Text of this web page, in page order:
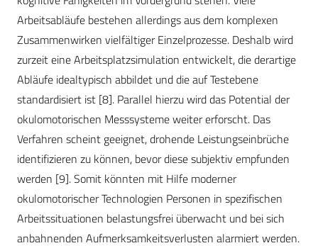
Arbeitsabläufe bestehen allerdings aus dem komplexen
Zusammenwirken vielfältiger Einzelprozesse. Deshalb wird
zurzeit eine Arbeitsplatzsimulation entwickelt, die derartige
Abläufe idealtypisch abbildet und die auf Testebene
standardisiert ist [8]. Parallel hierzu wird das Potential der
okulomotorischen Messsysteme weiter erforscht. Das
Verfahren scheint geeignet, drohende Leistungseinbrüche
identifizieren zu können, bevor diese subjektiv empfunden
werden [9]. Somit könnten mit Hilfe moderner
okulomotorischer Technologien Personen in spezifischen
Arbeitssituationen belastungsfrei überwacht und bei sich
anbahnenden Aufmerksamkeitsverlusten alarmiert werden.